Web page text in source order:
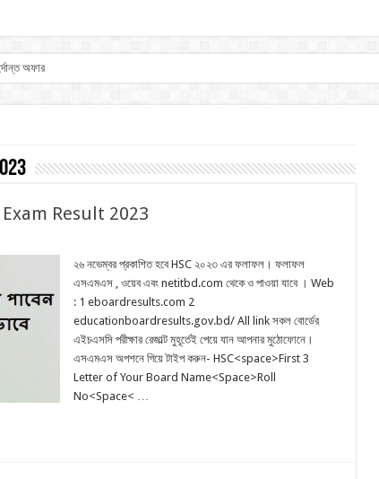
অফার
Exam Result 2023
২৬ নভেম্বর প্রকাশিত হবে HSC ২০২৩ এর ফলাফল। ফলাফল
এসএমএস , ওয়েব এবং netitbd.com থেকে ও পাওয়া যাবে । Web
: 1 eboardresults.com 2
educationboardresults.gov.bd/ All link সকল বোর্ডের
এইচএসসি পরীক্ষার রেজাল্ট মুহূর্তেই পেয়ে যান আপনার মুঠোফোনে।
এসএমএস অপশনে গিয়ে টাইপ করুন- HSC<space>First 3
Letter of Your Board Name<Space>Roll
No<Space< …